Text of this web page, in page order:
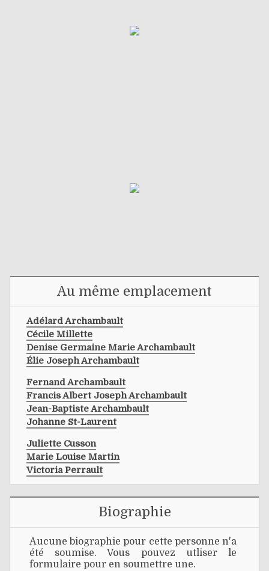
Au même emplacement
Adélard Archambault
Cécile Millette
Denise Germaine Marie Archambault
Élie Joseph Archambault
Fernand Archambault
Francis Albert Joseph Archambault
Jean-Baptiste Archambault
Johanne St-Laurent
Juliette Cusson
Marie Louise Martin
Victoria Perrault
Biographie
Aucune biographie pour cette personne n'a
été soumise. Vous pouvez utliser le
formulaire pour en soumettre une.